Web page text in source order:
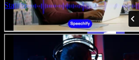
Start Studio